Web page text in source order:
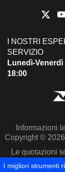
I NOSTRI
SERVIZIO
Lunedì-Venerdì
18:00
Informazioni
Copyright ©
Le quotazioni
I migliori strumenti